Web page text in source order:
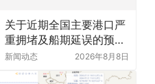
关于近期全国主要港口严
重拥堵及船期延误的预警
通知
新闻动态 2026年8月8日